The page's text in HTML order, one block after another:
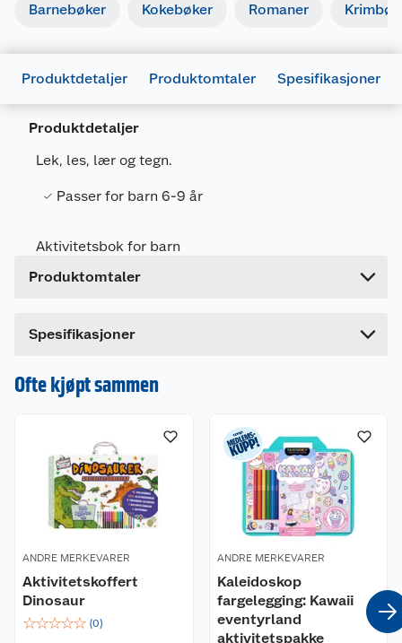
Barnebøker Kokebøker Romaner
Produktdetaljer Produktomtaler Spesifikasjoner
Produktdetaljer
Lek, les, lær og tegn.
Passer for barn 6-9 år
Aktivitetsbok for barn
Produktomtaler
Dette produktet har ikke fått noen omtale ennå.
en omtale.
Spesifikasjoner
artikkelnummer
Forpakningsmål
Ofte kjøpt sammen
ANDRE MERKEVARER
Aktivitetskoffert
Dinosaur
☆☆☆☆☆ (0)
ANDRE MERKEVARER
Kaleidoskop
fargelegging: Kawaii
eventyrland
aktivitetspakke